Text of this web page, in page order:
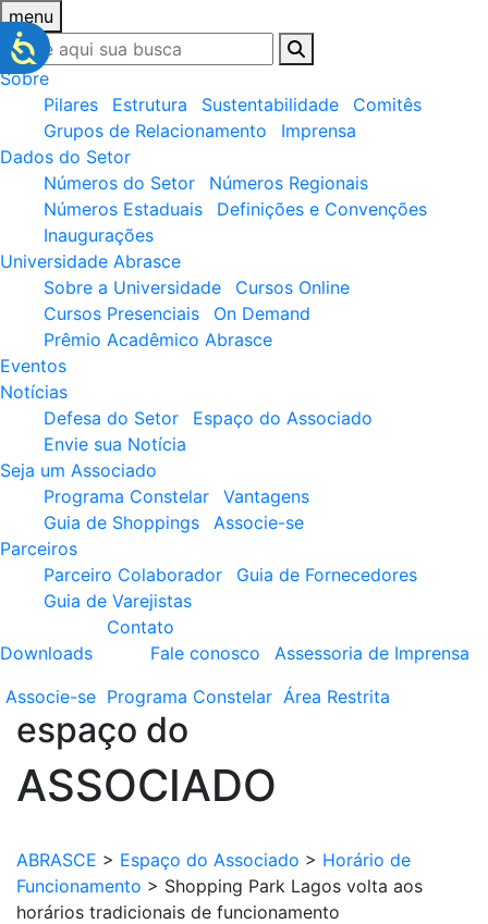
menu
Sobre
Pilares
Estrutura Sustentabilidade
Comitês
Grupos de Relacionamento
Imprensa
Dados do Setor
Números do Setor
Números Regionais
Números Estaduais
Definições e Convenções
Inaugurações
Universidade Abrasce
Sobre a Universidade
Cursos Online
Cursos Presenciais
On Demand
Prêmio Acadêmico Abrasce
Eventos
Notícias
Defesa do Setor
Espaço do Associado
Envie sua Notícia
Seja um Associado
Programa Constelar
Vantagens
Guia de Shoppings
Associe-se
Parceiros
Parceiro Colaborador
Guia de Fornecedores
Guia de Varejistas
Downloads
Contato
Fale conosco
Assessoria de Imprensa
Associe-se Programa Constelar Área Restrita
espaço do
ASSOCIADO
ABRASCE > Espaço do Associado > Horário de
Funcionamento > Shopping Park Lagos volta aos
horários tradicionais de funcionamento